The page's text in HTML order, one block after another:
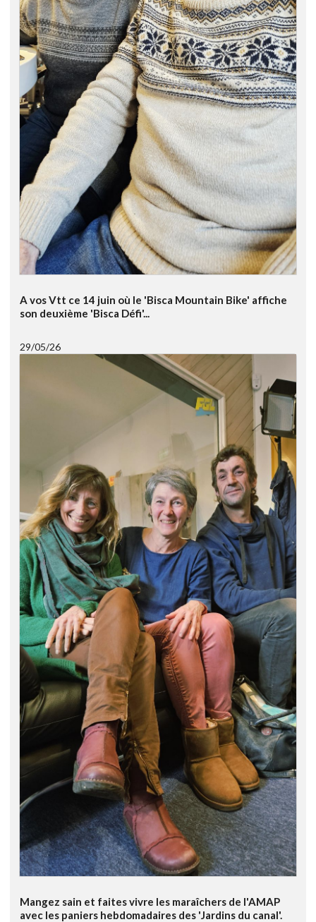
A vos Vtt ce 14 juin où le 'Bisca Mountain Bike' affiche
son deuxième 'Bisca Défi'...
29/05/26
Mangez sain et faites vivre les maraîchers de l'AMAP
avec les paniers hebdomadaires des 'Jardins du canal'.